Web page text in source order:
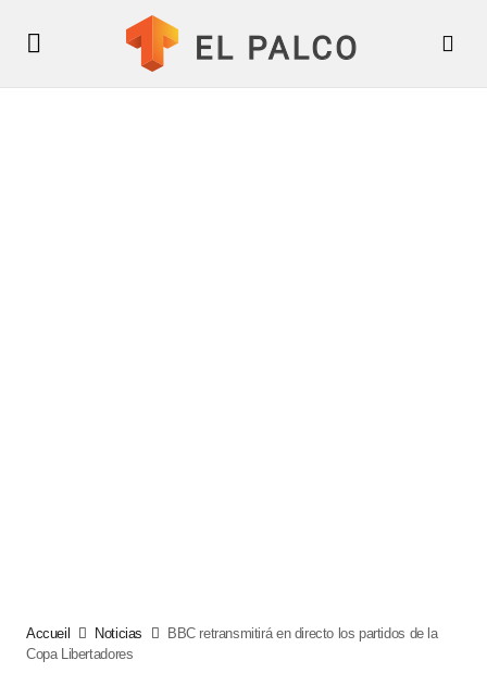
Accueil Noticias
BBC retransmitirá en directo los partidos de la
Copa Libertadores